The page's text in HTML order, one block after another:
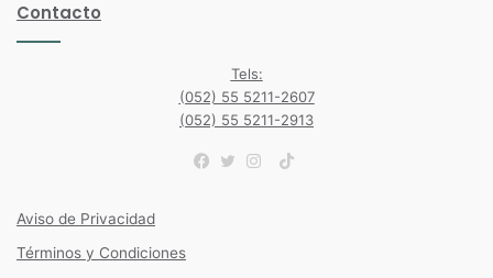
Contacto
Tels:
(052) 55 5211-2607
(052) 55 5211-2913
TikTok
Aviso de Privacidad
Términos y Condiciones